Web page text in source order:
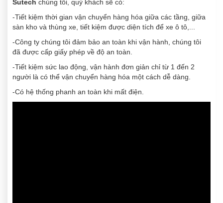
Sutech chúng tôi, quý khách sẽ có:
-Tiết kiệm thời gian vận chuyển hàng hóa giữa các tầng, giữa
sàn kho và thùng xe, tiết kiệm được diện tích để xe ô tô,...
-Công ty chúng tôi đảm bảo an toàn khi vận hành, chúng tôi
đã được cấp giấy phép về độ an toàn.
-Tiết kiệm sức lao động, vận hành đơn giản chỉ từ 1 đến 2
người là có thể vận chuyển hàng hóa một cách dễ dàng.
-Có hệ thống phanh an toàn khi mất điện.